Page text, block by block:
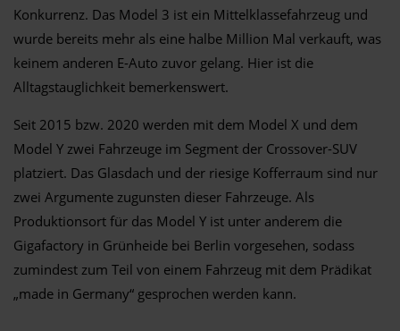
Konkurrenz. Das Model 3 ist ein Mittelklassefahrzeug und
wurde bereits mehr als eine halbe Million Mal verkauft, was
keinem anderen E-Auto zuvor gelang. Hier ist die
Alltagstauglichkeit bemerkenswert.
Seit 2015 bzw. 2020 werden mit dem Model X und dem
Model Y zwei Fahrzeuge im Segment der Crossover-SUV
platziert. Das Glasdach und der riesige Kofferraum sind nur
zwei Argumente zugunsten dieser Fahrzeuge. Als
Produktionsort für das Model Y ist unter anderem die
Gigafactory in Grünheide bei Berlin vorgesehen, sodass
zumindest zum Teil von einem Fahrzeug mit dem Prädikat
„made in Germany“ gesprochen werden kann.